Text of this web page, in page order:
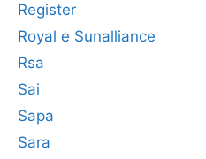
Register
Royal e Sunalliance
Rsa
Sai
Sapa
Sara